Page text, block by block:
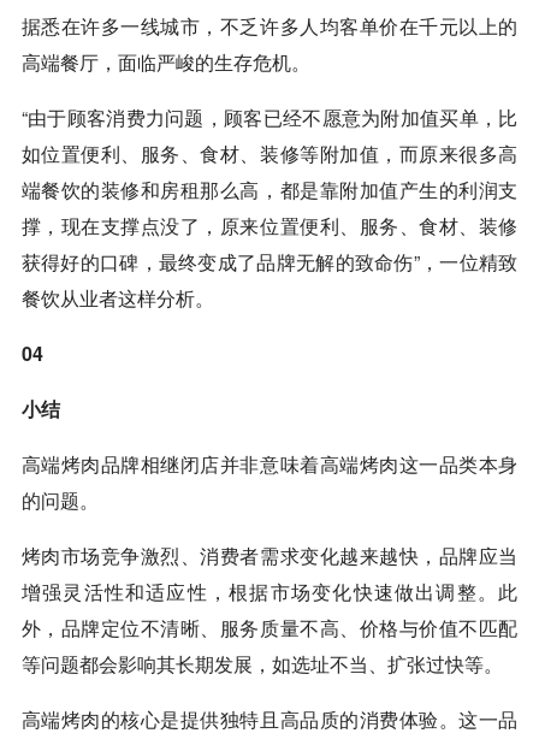
据悉在许多一线城市，不乏许多人均客单价在千元以上的
高端餐厅，面临严峻的生存危机。
“由于顾客消费力问题，顾客已经不愿意为附加值买单，比
如位置便利、服务、食材、装修等附加值，而原来很多高
端餐饮的装修和房租那么高，都是靠附加值产生的利润支
撑，现在支撑点没了，原来位置便利、服务、食材、装修
获得好的口碑，最终变成了品牌无解的致命伤”，一位精致
餐饮从业者这样分析。
04
小结
高端烤肉品牌相继闭店并非意味着高端烤肉这一品类本身
的问题。
烤肉市场竞争激烈、消费者需求变化越来越快，品牌应当
增强灵活性和适应性，根据市场变化快速做出调整。此
外，品牌定位不清晰、服务质量不高、价格与价值不匹配
等问题都会影响其长期发展，如选址不当、扩张过快等。
高端烤肉的核心是提供独特且高品质的消费体验。这一品